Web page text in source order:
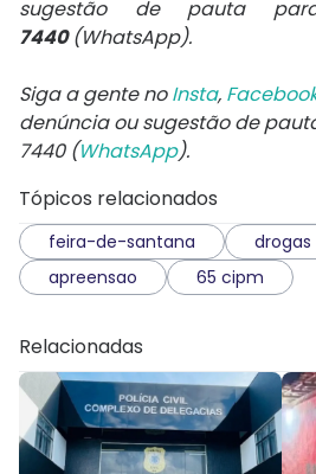
sugestão de pauta
7440(WhatsApp).
Siga a gente noInsta,
denúncia ou sugestão de
7440 (WhatsApp).
Tópicos relacionados
feira-de-santana drogas
apreensao
65 cipm
Relacionadas